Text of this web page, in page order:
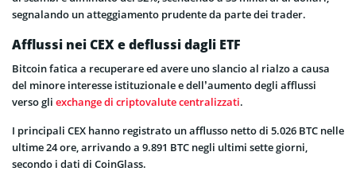
segnalando un atteggiamento prudente da parte dei trader.
Afflussi nei CEX e deflussi dagli ETF
Bitcoin fatica a recuperare ed avere uno slancio al rialzo a causa
del minore interesse istituzionale e dell’aumento degli afflussi
verso gli exchange di criptovalute centralizzati.
I principali CEX hanno registrato un afflusso netto di 5.026 BTC nelle
ultime 24 ore, arrivando a 9.891 BTC negli ultimi sette giorni,
secondo i dati di CoinGlass.